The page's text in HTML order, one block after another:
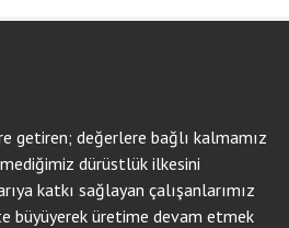
getiren; değerlere bağlı kalmamız
dürüstlük ilkesini
katkı sağlayan çalışanlarımız
büyüyerek üretime devam etmek